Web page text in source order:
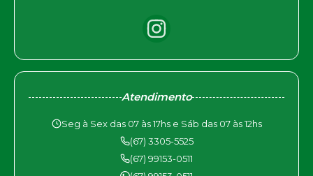
Atendimento
Seg à Sex das 07 às 17hs e Sáb das 07 às 12hs
(67) 3305-5525
(67) 99153-0511